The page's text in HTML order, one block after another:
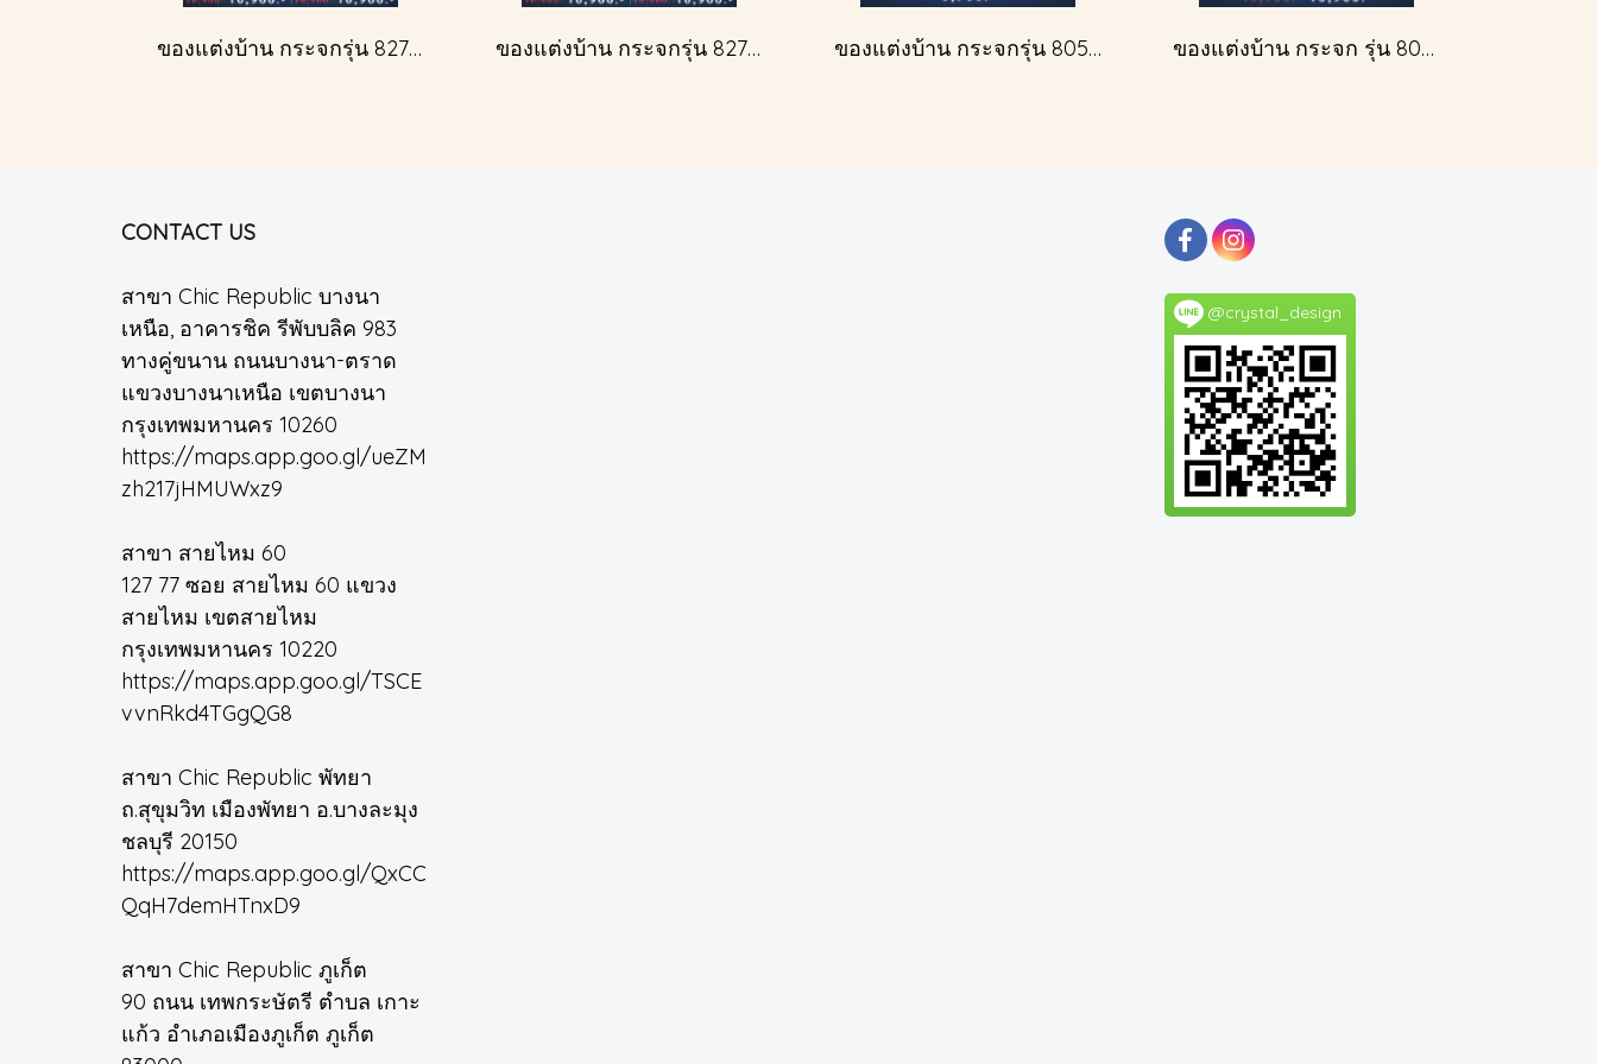
ของแต่งบ้าน กระจกรุ่น 827A สีเงินโบราณ ของแต่งบ้าน กระจกรุ่น 827A สีทองโบราณ ของแต่งบ้าน กระจกรุ่น 805A สีเงินโบราณ ของแต่งบ้าน กระจก รุ่น 809 สีทองโบราณ
CONTACT US
สาขา Chic Republic บางนา
เหนือ, อาคารชิค รีพับบลิค 983
ทางคู่ขนาน ถนนบางนา-ตราด
แขวงบางนาเหนือ เขตบางนา
กรุงเทพมหานคร 10260
https://maps.app.goo.gl/ueZM
zh217jHMUWxz9
สาขา สายไหม 60
127 77 ซอย สายไหม 60 แขวง
สายไหม เขตสายไหม
กรุงเทพมหานคร 10220
https://maps.app.goo.gl/TSCE
vvnRkd4TGgQG8
สาขา Chic Republic พัทยา
ถ.สุขุมวิท เมืองพัทยา อ.บางละมุง
ชลบุรี 20150
https://maps.app.goo.gl/QxCC
QqH7demHTnxD9
สาขา Chic Republic ภูเก็ต
90 ถนน เทพกระษัตรี ตำบล เกาะ
แก้ว อำเภอเมืองภูเก็ต ภูเก็ต
@crystal_design